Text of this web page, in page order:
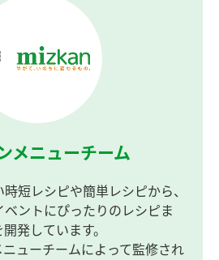
メニューチーム
短レシピや簡単レシピから、
ントにぴったりのレシピま
発しています。
ューチームによって監修され